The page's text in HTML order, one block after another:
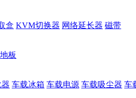
盒 KVM切换器 网络延长器 磁带
板
车载冰箱 车载电源 车载吸尘器 车